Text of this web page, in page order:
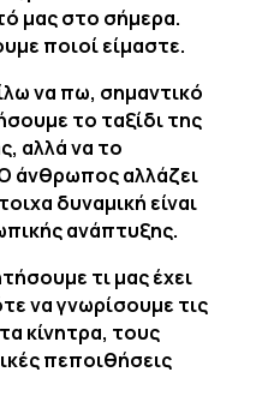
μας στο σήμερα.
ποιοί είμαστε.
να πω, σημαντικό
το ταξίδι της
αλλά να το
άνθρωπος αλλάζει
δυναμική είναι
ανάπτυξης.
τι μας έχει
να γνωρίσουμε τις
κίνητρα, τους
πεποιθήσεις